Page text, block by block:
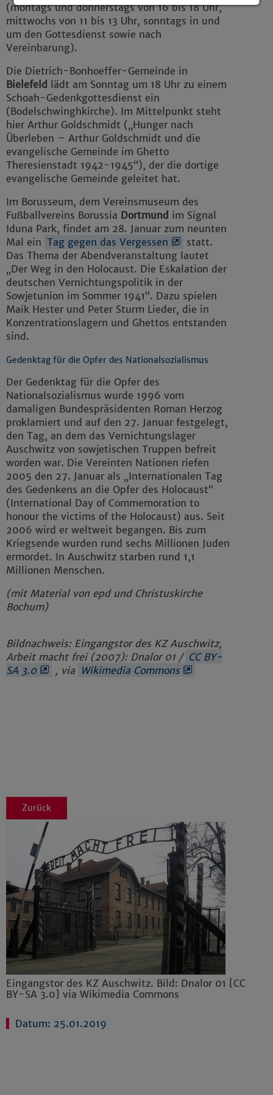
(montags und donnerstags von 16 bis 18 Uhr,
mittwochs von 11 bis 13 Uhr, sonntags in und
um den Gottesdienst sowie nach
Vereinbarung).
Die Dietrich-Bonhoeffer-Gemeinde in
Bielefeld
lädt am Sonntag um 18 Uhr zu einem
Schoah-Gedenkgottesdienst ein
(Bodelschwinghkirche). Im Mittelpunkt steht
hier Arthur Goldschmidt („Hunger nach
Überleben – Arthur Goldschmidt und die
evangelische Gemeinde im Ghetto
Theresienstadt 1942-1945“), der die dortige
evangelische Gemeinde geleitet hat.
Im Borusseum, dem Vereinsmuseum des
Fußballvereins Borussia Dortmund im Signal
Iduna Park, findet am 28. Januar zum neunten
Mal ein Tag gegen das Vergessen
statt.
Das Thema der Abendveranstaltung lautet
„Der Weg in den Holocaust. Die Eskalation der
deutschen Vernichtungspolitik in der
Sowjetunion im Sommer 1941“. Dazu spielen
Maik Hester und Peter Sturm Lieder, die in
Konzentrationslagern und Ghettos entstanden
sind.
Gedenktag für die Opfer des Nationalsozialismus
Der Gedenktag für die Opfer des
Nationalsozialismus wurde 1996 vom
damaligen Bundespräsidenten Roman Herzog
proklamiert und auf den 27. Januar festgelegt,
den Tag, an dem das Vernichtungslager
Auschwitz von sowjetischen Truppen befreit
worden war. Die Vereinten Nationen riefen
2005 den 27. Januar als „Internationalen Tag
des Gedenkens an die Opfer des Holocaust“
(International Day of Commemoration to
honour the victims of the Holocaust) aus. Seit
2006 wird er weltweit begangen. Bis zum
Kriegsende wurden rund sechs Millionen Juden
ermordet. In Auschwitz starben rund 1,1
Millionen Menschen.
(mit Material von epd und Christuskirche
Bochum)
Bildnachweis: Eingangstor des KZ Auschwitz,
Arbeit macht frei (2007): Dnalor 01 / CC BY-
SA 3.0
, via Wikimedia Commons
Zurück
Eingangstor des KZ Auschwitz. Bild: Dnalor 01 [CC
BY-SA 3.0] via Wikimedia Commons
Datum: 25.01.2019
Details anzeigen
Impressum | Datenschutz